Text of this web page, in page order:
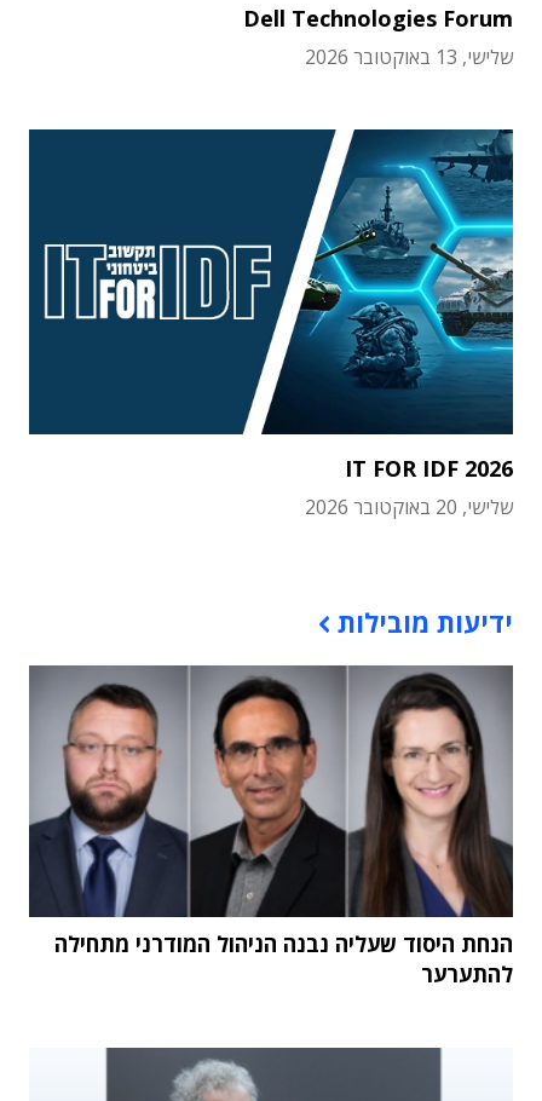
Dell Technologies Forum
שלישי, 13 באוקטובר 2026
IT FOR IDF 2026
שלישי, 20 באוקטובר 2026
ידיעות מובילות
הנחת היסוד שעליה נבנה הניהול המודרני מתחילה
להתערער